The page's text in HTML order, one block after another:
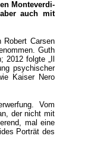
Monteverdi-
auch mit
Robert Carsen
Guth
folgte „Il
psychischer
Kaiser Nero
Vom
der nicht mit
mal eine
Porträt des